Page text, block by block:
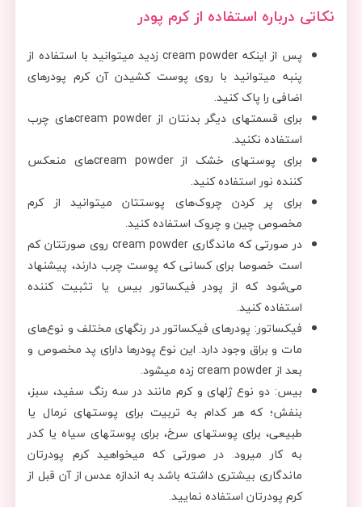
نکاتی درباره استفاده از کرم پودر
پس از اینکه cream powder زدید می‎توانید با استفاده از
پنبه می‎توانید با روی پوست کشیدن آن کرم پودرهای
اضافی را پاک کنید.
برای قسمت‎های دیگر بدنتان از cream powderهای چرب
استفاده نکنید.
برای پوست‎های خشک از cream powderهای منعکس
کننده نور استفاده کنید.
برای پر کردن چروک‌های پوستتان می‎توانید از کرم
مخصوص چین و چروک استفاده کنید.
در صورتی که ماندگاری cream powder روی صورتتان کم
است خصوصا برای کسانی که پوست چرب دارند، پیشنهاد
می‌شود که از پودر فیکساتور بیس یا تثبیت کننده
استفاده کنید.
فیکساتور: پودرهای فیکساتور در رنگهای مختلف و نوع‌های
مات و براق وجود دارد. این نوع پودرها دارای پد مخصوص و
بعد از cream powder زده می‎شود.
بیس: دو نوع ژله‎ای و کرم مانند در سه رنگ سفید، سبز،
بنفش؛ که هر کدام به تربیت برای پوست‎های نرمال یا
طبیعی، برای پوست‎های سرخ، برای پوست‎های سیاه یا کدر
به کار می‎رود. در صورتی که می‎خواهید کرم پودرتان
ماندگاری بیشتری داشته باشد به اندازه عدس از آن قبل از
کرم پودرتان استفاده نمایید.